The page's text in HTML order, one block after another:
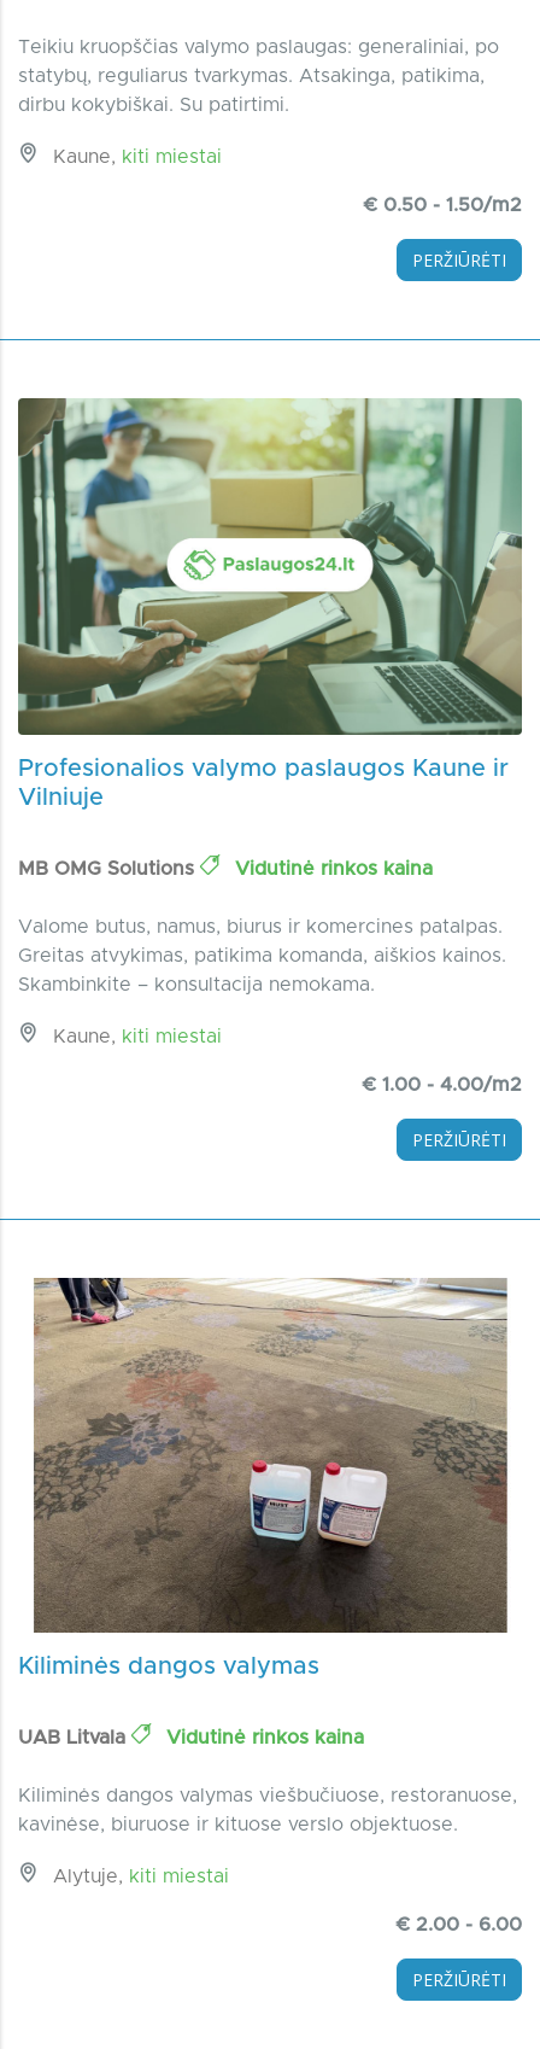
Teikiu kruopščias valymo paslaugas: generaliniai, po
statybų, reguliarus tvarkymas. Atsakinga, patikima,
dirbu kokybiškai. Su patirtimi.
Kaune, kiti miestai
€ 0.50 - 1.50/m2
PERŽIŪRĖTI
Profesionalios valymo paslaugos Kaune ir
Vilniuje
MB OMG Solutions Vidutinė rinkos kaina
Valome butus, namus, biurus ir komercines patalpas.
Greitas atvykimas, patikima komanda, aiškios kainos.
Skambinkite – konsultacija nemokama.
Kaune, kiti miestai
€ 1.00 - 4.00/m2
PERŽIŪRĖTI
Kiliminės dangos valymas
UAB Litvala Vidutinė rinkos kaina
Kiliminės dangos valymas viešbučiuose, restoranuose,
kavinėse, biuruose ir kituose verslo objektuose.
Alytuje, kiti miestai
€ 2.00 - 6.00
PERŽIŪRĖTI